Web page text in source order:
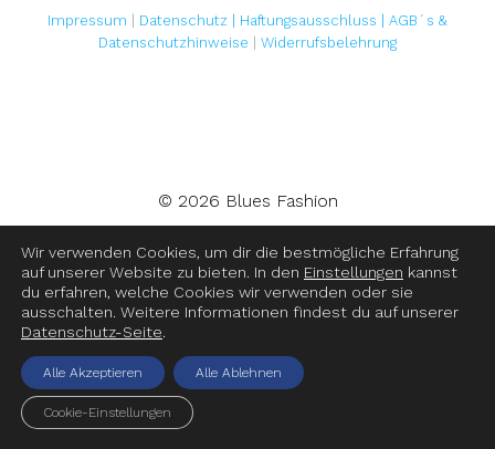
Impressum Datenschutz | Haftungsausschluss
AGB´s &
Datenschutzhinweise
Widerrufsbelehrung
© 2026 Blues Fashion
Wir verwenden Cookies, um dir die bestmögliche Erfahrung
auf unserer Website zu bieten. In den Einstellungen kannst
du erfahren, welche Cookies wir verwenden oder sie
ausschalten. Weitere Informationen findest du auf unserer
Datenschutz-Seite.
Alle Akzeptieren Alle Ablehnen
Cookie-Einstellungen